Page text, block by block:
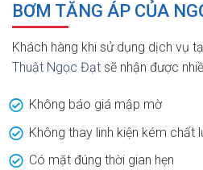
BƠM TĂNG ÁP CỦA
Khách hàng khi sử dụng dịch vụ
Thuật Ngọc Đạt sẽ nhận được
Không báo giá mập mờ
Không thay linh kiện kém chất
Có mặt đúng thời gian hẹn